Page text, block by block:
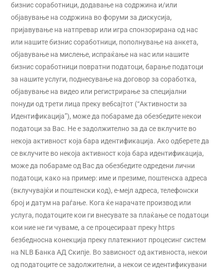
бизнис соработници, додавање на содржина и/или
објавување на содржина во форуми за дискусија,
пријавување на натпревар или игра спонзорирана од нас
или нашите бизнис соработници, пополнување на анкета,
објавување на мислење, испраќање на нас или нашите
бизнис соработници повратни податоци, барање податоци
за нашите услуги, поднесување на договор за соработка,
објавување на видео или регистрирање за специјални
понуди од трети лица преку вебсајтот (“Активности за
Идентификација”), може да побараме да обезбедите некои
податоци за Вас. Не е задолжително за да се вклучите во
некоја активност која бара идентификација. Ако одберете да
се вклучите во некоја активност која бара идентификација,
може да побараме од Вас да обезбедите одредени лични
податоци, како на пример: име и презиме, поштенска адреса
(вклучувајќи и поштенски код), е-мејл адреса, телефонски
број и датум на раѓање. Кога ќе нарачате производ или
услуга, податоците кои ги внесувате за плаќање се податоци
кои ние не ги чуваме, а се процесираат преку https
безбедносна конекција преку платежниот процесинг систем
на NLB Банка АД Скипје. Во зависност од активноста, некои
од податоците се задолжителни, а некои се идентификувани